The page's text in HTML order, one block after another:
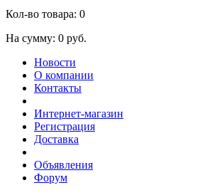
Кол-во товара: 0
На сумму: 0 руб.
Новости
О компании
Контакты
Интернет-магазин
Регистрация
Доставка
Объявления
Форум